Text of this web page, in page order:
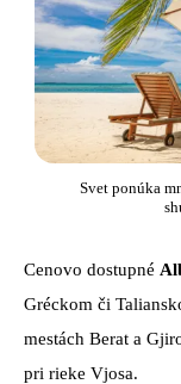
Svet ponúka
Cenovo dostupné
Gréckom či
mestách Berat a
pri rieke Vjosa.